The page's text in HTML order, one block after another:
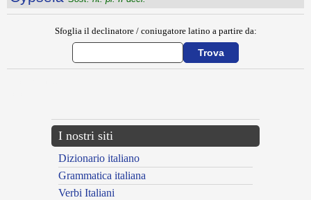
Sfoglia il declinatore / coniugatore latino a partire da:
I nostri siti
Dizionario italiano
Grammatica italiana
Verbi Italiani